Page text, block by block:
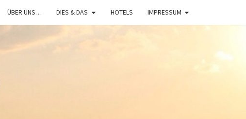
ÜBER UNS… DIES & DAS HOTELS IMPRESSUM